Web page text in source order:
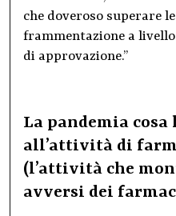
che doveroso superare
frammentazione a
di approvazione.”
La pandemia cosa
all’attività di
(l’attività che
avversi dei